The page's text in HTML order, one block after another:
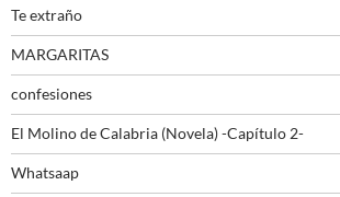
Te extraño
MARGARITAS
confesiones
El Molino de Calabria (Novela) -Capítulo 2-
Whatsaap